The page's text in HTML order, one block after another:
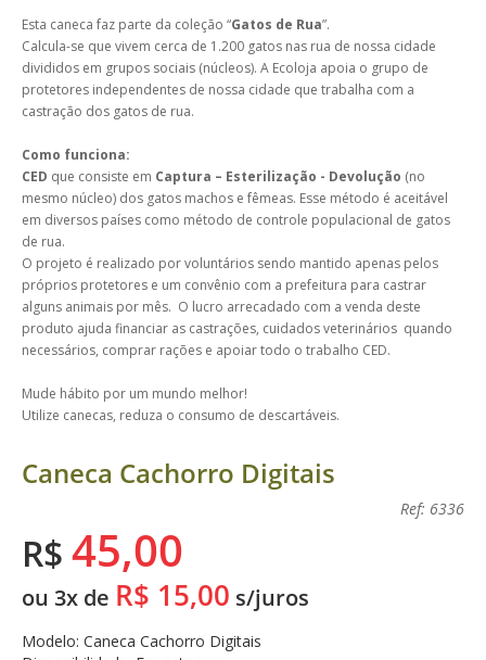
Esta caneca faz parte da coleção “Gatos de Rua”.
Calcula-se que vivem cerca de 1.200 gatos nas rua de nossa cidade
divididos em grupos sociais (núcleos). A Ecoloja apoia o grupo de
protetores independentes de nossa cidade que trabalha com a
castração dos gatos de rua.
Como funciona:
CED que consiste em Captura – Esterilização - Devolução (no
mesmo núcleo) dos gatos machos e fêmeas. Esse método é aceitável
em diversos países como método de controle populacional de gatos
de rua.
O projeto é realizado por voluntários sendo mantido apenas pelos
próprios protetores e um convênio com a prefeitura para castrar
alguns animais por mês. O lucro arrecadado com a venda deste
produto ajuda financiar as castrações, cuidados veterinários quando
necessários, comprar rações e apoiar todo o trabalho CED.
Mude hábito por um mundo melhor!
Utilize canecas, reduza o consumo de descartáveis.
Caneca Cachorro Digitais
Ref: 6336
R$ 45,00
ou 3x de R$ 15,00 s/juros
Modelo: Caneca Cachorro Digitais